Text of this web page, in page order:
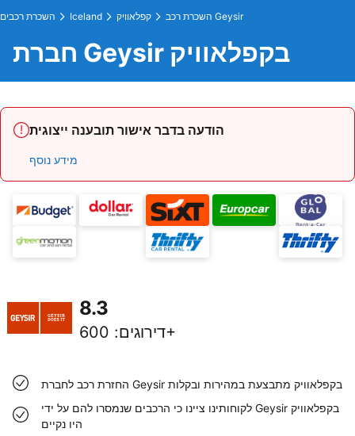
השכרת רכבים Iceland קפלאוויק השכרת רכב Geysir
חברת Geysir בקפלאוויק
הודעה בדבר אישור תובענה ייצוגית
מידע נוסף
8.3
דירוגים: 600+
החזרת רכב לחברת Geysir בקפלאוויק מתבצעת במהירות ובקלות
לקוחותינו ציינו כי הרכבים שנמסרו להם על ידי Geysir בקפלאוויק
היו נקיים